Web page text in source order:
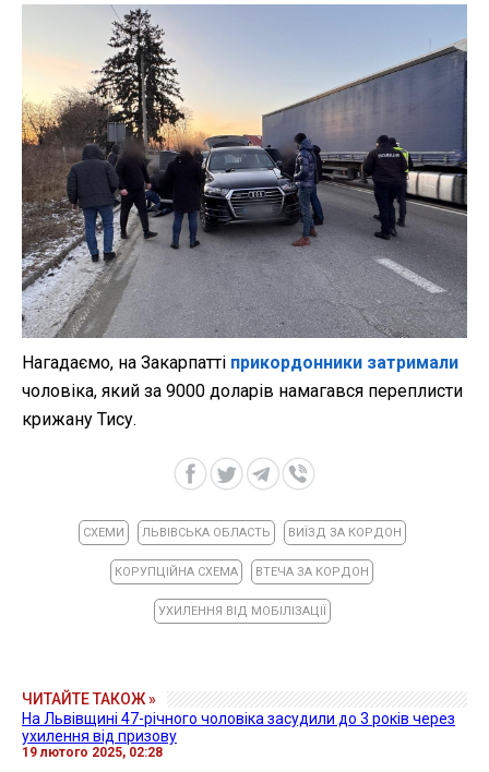
Нагадаємо, на Закарпатті прикордонники затримали
чоловіка, який за 9000 доларів намагався переплисти
крижану Тису.
СХЕМИ ЛЬВІВСЬКА ОБЛАСТЬ ВИЇЗД ЗА КОРДОН
КОРУПЦІЙНА СХЕМА ВТЕЧА ЗА КОРДОН
УХИЛЕННЯ ВІД МОБІЛІЗАЦІЇ
ЧИТАЙТЕ ТАКОЖ »
На Львівщині 47-річного чоловіка засудили до 3 років через
ухилення від призову
19 лютого 2025, 02:28